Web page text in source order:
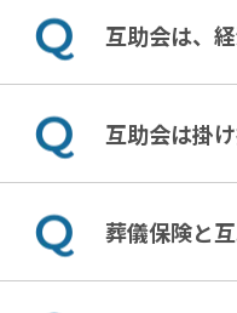
互助会は、
互助会は掛
葬儀保険と